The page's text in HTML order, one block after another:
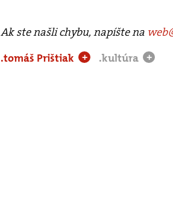
Ak ste našli chybu, napíšte na
.tomáš Prištiak
+ .kultúra +